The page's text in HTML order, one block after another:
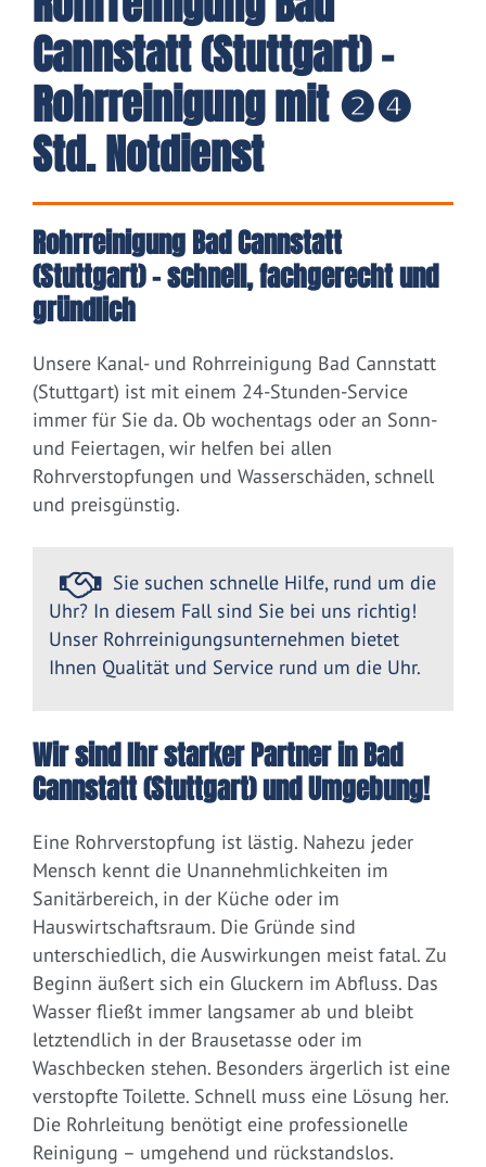
Cannstatt (Stuttgart) -
Rohrreinigung mit ❷❹
Std. Notdienst
Rohrreinigung Bad Cannstatt
(Stuttgart) – schnell, fachgerecht und
gründlich
Unsere Kanal- und Rohrreinigung Bad Cannstatt
(Stuttgart) ist mit einem 24-Stunden-Service
immer für Sie da. Ob wochentags oder an Sonn-
und Feiertagen, wir helfen bei allen
Rohrverstopfungen und Wasserschäden, schnell
und preisgünstig.
Sie suchen schnelle Hilfe, rund um die
Uhr? In diesem Fall sind Sie bei uns richtig!
Unser Rohrreinigungsunternehmen bietet
Ihnen Qualität und Service rund um die Uhr.
Wir sind Ihr starker Partner in Bad
Cannstatt (Stuttgart) und Umgebung!
Eine Rohrverstopfung ist lästig. Nahezu jeder
Mensch kennt die Unannehmlichkeiten im
Sanitärbereich, in der Küche oder im
Hauswirtschaftsraum. Die Gründe sind
unterschiedlich, die Auswirkungen meist fatal. Zu
Beginn äußert sich ein Gluckern im Abfluss. Das
Wasser fließt immer langsamer ab und bleibt
letztendlich in der Brausetasse oder im
Waschbecken stehen. Besonders ärgerlich ist eine
verstopfte Toilette. Schnell muss eine Lösung her.
Die Rohrleitung benötigt eine professionelle
Reinigung – umgehend und rückstandslos.